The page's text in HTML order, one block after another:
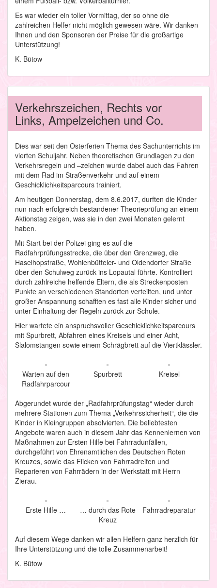
Es war wieder ein toller Vormittag, der so ohne die
zahlreichen Helfer nicht möglich gewesen wäre. Wir danken
Ihnen und den Sponsoren der Preise für die großartige
Unterstützung!
K. Bütow
Verkehrszeichen, Rechts vor
Links, Ampelzeichen und Co.
Dies war seit den Osterferien Thema des Sachunterrichts im
vierten Schuljahr. Neben theoretischen Grundlagen zu den
Verkehrsregeln und –zeichen wurde dabei auch das Fahren
mit dem Rad im Straßenverkehr und auf einem
Geschicklichkeitsparcours trainiert.
Am heutigen Donnerstag, dem 8.6.2017, durften die Kinder
nun nach erfolgreich bestandener Theorieprüfung an einem
Aktionstag zeigen, was sie in den zwei Monaten gelernt
haben.
Mit Start bei der Polizei ging es auf die
Radfahrprüfungsstrecke, die über den Grenzweg, die
Haselhopstraße, Wohlenbütteler- und Oldendorfer Straße
über den Schulweg zurück ins Lopautal führte. Kontrolliert
durch zahlreiche helfende Eltern, die als Streckenposten
Punkte an verschiedenen Standorten verteilten, und unter
großer Anspannung schafften es fast alle Kinder sicher und
unter Einhaltung der Regeln zurück zur Schule.
Hier wartete ein anspruchsvoller Geschicklichkeitsparcours
mit Spurbrett, Abfahren eines Kreisels und einer Acht,
Slalomstangen sowie einem Schrägbrett auf die Viertklässler.
Warten auf den
Radfahrparcour
Spurbrett Kreisel
Abgerundet wurde der „Radfahrprüfungstag“ wieder durch
mehrere Stationen zum Thema „Verkehrssicherheit“, die die
Kinder in Kleingruppen absolvierten. Die beliebtesten
Angebote waren auch in diesem Jahr das Kennenlernen von
Maßnahmen zur Ersten Hilfe bei Fahrradunfällen,
durchgeführt von Ehrenamtlichen des Deutschen Roten
Kreuzes, sowie das Flicken von Fahrradreifen und
Reparieren von Fahrrädern in der Werkstatt mit Herrn
Zierau.
Erste Hilfe …
… durch das Rote
Kreuz
Fahrradreparatur
Auf diesem Wege danken wir allen Helfern ganz herzlich für
Ihre Unterstützung und die tolle Zusammenarbeit!
K. Bütow